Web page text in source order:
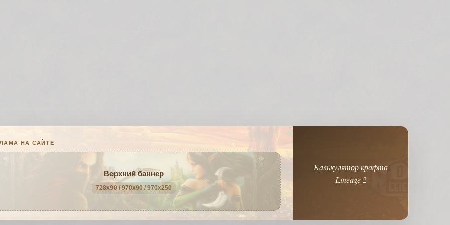
НА САЙТЕ
Верхний баннер
728x90 / 970x90 / 970x250
Калькулятор крафта
Lineage 2